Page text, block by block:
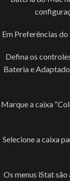
Em Preferências
Defina os
Bateria e
Marque a caixa
Selecione a caixa
Os menus iStat